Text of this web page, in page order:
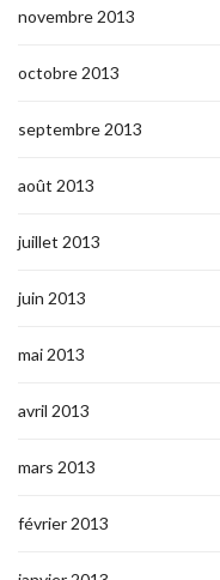
novembre 2013
octobre 2013
septembre 2013
août 2013
juillet 2013
juin 2013
mai 2013
avril 2013
mars 2013
février 2013